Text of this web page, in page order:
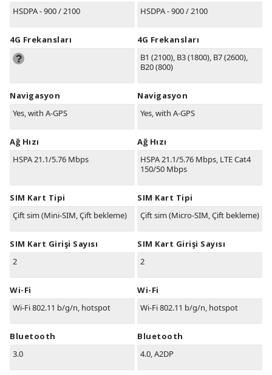
HSDPA - 900 / 2100
4G Frekansları
Navigasyon
Yes, with A-GPS
Ağ Hızı
HSPA 21.1/5.76 Mbps
SIM Kart Tipi
Çift sim (Mini-SIM, Çift bekleme)
SIM Kart Girişi Sayısı
2
Wi-Fi
Wi-Fi 802.11 b/g/n, hotspot
Bluetooth
3.0
HSDPA - 900 / 2100
4G Frekansları
B1 (2100), B3(1800), B7(2600),
B20(800)
Navigasyon
Yes, with A-GPS
Ağ Hızı
HSPA 21.1/5.76 Mbps, LTE Cat4
150/50 Mbps
SIM Kart Tipi
Çift sim (Micro-SIM, Çift bekleme)
SIM Kart Girişi Sayısı
2
Wi-Fi
Wi-Fi 802.11 b/g/n, hotspot
Bluetooth
4.0, A2DP